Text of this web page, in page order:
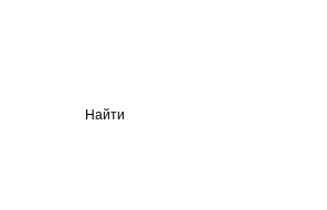
Найти